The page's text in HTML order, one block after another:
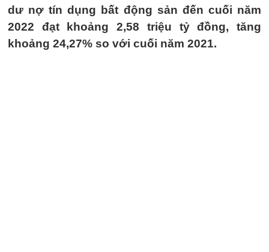
dư nợ tín dụng bất động sản đến cuối năm
2022 đạt khoảng 2,58 triệu tỷ đồng, tăng
khoảng 24,27% so với cuối năm 2021.